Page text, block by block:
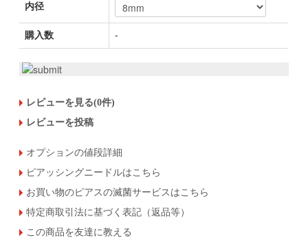
内径
購入数 -
レビューを見る(0件)
レビューを投稿
オプションの値段詳細
ピアッシングニードルはこちら
お買い物のピアスの滅菌サービスはこちら
特定商取引法に基づく表記（返品等）
この商品を友達に教える